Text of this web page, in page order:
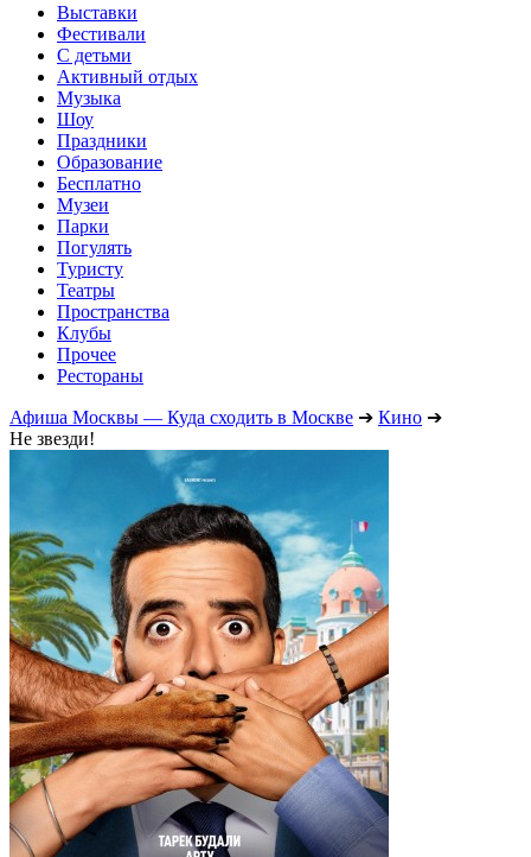
Выставки
Фестивали
С детьми
Активный отдых
Музыка
Шоу
Праздники
Образование
Бесплатно
Музеи
Парки
Погулять
Туристу
Театры
Пространства
Клубы
Прочее
Рестораны
Афиша Москвы — Куда сходить в Москве ➔ Кино ➔
Не звезди!